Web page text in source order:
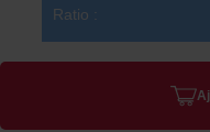
Ratio :